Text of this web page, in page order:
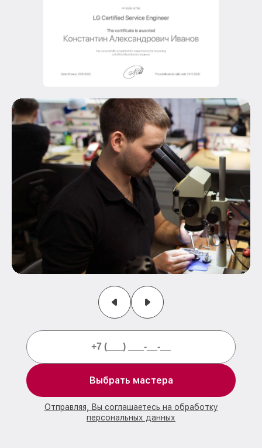
Выбрать мастера
Отправляя, Вы соглашаетесь на обработку
персональных данных